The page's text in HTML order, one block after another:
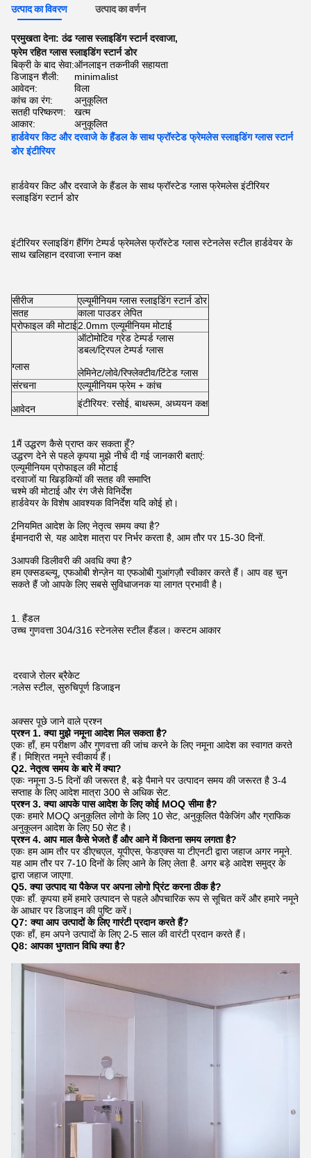
उत्पाद का विवरण उत्पाद का वर्णन
प्रमुखता देना:ठंढ ग्लास स्लाइडिंग स्टार्न दरवाजा,
फ्रेम रहित ग्लास स्लाइडिंग स्टार्न डोर
बिक्री के बाद सेवा:ऑनलाइन तकनीकी सहायता
डिजाइन शैली:
minimalist
आवेदन:
विला
कांच का रंग:
अनुकूलित
सतही परिष्करण:
खत्म
आकार:
अनुकूलित
हार्डवेयर किट और दरवाजे के हैंडल के साथ फ्रॉस्टेड फ्रेमलेस स्लाइडिंग ग्लास स्टार्न
डोर इंटीरियर
हार्डवेयर किट और दरवाजे के हैंडल के साथ फ्रॉस्टेड ग्लास फ्रेमलेस इंटीरियर
स्लाइडिंग स्टार्न डोर
इंटीरियर स्लाइडिंग हैंगिंग टेम्पर्ड फ्रेमलेस फ्रॉस्टेड ग्लास स्टेनलेस स्टील हार्डवेयर के
साथ खलिहान दरवाजा स्नान कक्ष
सीरीज
एल्यूमीनियम ग्लास स्लाइडिंग स्टार्न डोर
सतह
काला पाउडर लेपित
प्रोफाइल की मोटाई2.0mm एल्यूमीनियम मोटाई
ग्लास
ऑटोमोटिव ग्रेड टेम्पर्ड ग्लास
डबल/ट्रिपल टेम्पर्ड ग्लास
लेमिनेट/लोवे/रिफ्लेक्टीव/टिंटेड ग्लास
संरचना
एल्यूमीनियम फ्रेम + कांच
आवेदन इंटीरियर: रसोई, बाथरूम, अध्ययन कक्ष
1मैं उद्धरण कैसे प्राप्त कर सकता हूँ?
उद्धरण देने से पहले कृपया मुझे नीचे दी गई जानकारी बताएं:
एल्यूमीनियम प्रोफाइल की मोटाई
दरवाजों या खिड़कियों की सतह की समाप्ति
चश्मे की मोटाई और रंग जैसे विनिर्देश
हार्डवेयर के विशेष आवश्यक विनिर्देश यदि कोई हो।
2नियमित आदेश के लिए नेतृत्व समय क्या है?
ईमानदारी से, यह आदेश मात्रा पर निर्भर करता है, आम तौर पर 15-30 दिनों.
3आपकी डिलीवरी की अवधि क्या है?
हम एक्सडब्ल्यू, एफओबी शेन्ज़ेन या एफओबी गुआंगज़ौ स्वीकार करते हैं। आप वह चुन
सकते हैं जो आपके लिए सबसे सुविधाजनक या लागत प्रभावी है।
1. हैंडल
उच्च गुणवत्ता 304/316 स्टेनलेस स्टील हैंडल। कस्टम आकार
2. दरवाजे रोलर ब्रैकेट
स्टेनलेस स्टील, सुरुचिपूर्ण डिजाइन
अक्सर पूछे जाने वाले प्रश्न
प्रश्न 1. क्या मुझे नमूना आदेश मिल सकता है?
एकः हाँ, हम परीक्षण और गुणवत्ता की जांच करने के लिए नमूना आदेश का स्वागत करते
हैं। मिश्रित नमूने स्वीकार्य हैं।
Q2. नेतृत्व समय के बारे में क्या?
एकः नमूना 3-5 दिनों की जरूरत है, बड़े पैमाने पर उत्पादन समय की जरूरत है 3-4
सप्ताह के लिए आदेश मात्रा 300 से अधिक सेट.
प्रश्न 3. क्या आपके पास आदेश के लिए कोई MOQ सीमा है?
एकः हमारे MOQ अनुकूलित लोगो के लिए 10 सेट, अनुकूलित पैकेजिंग और ग्राफिक
अनुकूलन आदेश के लिए 50 सेट है।
प्रश्न 4. आप माल कैसे भेजते हैं और आने में कितना समय लगता है?
एकः हम आम तौर पर डीएचएल, यूपीएस, फेडएक्स या टीएनटी द्वारा जहाज अगर नमूने.
यह आम तौर पर 7-10 दिनों के लिए आने के लिए लेता है. अगर बड़े आदेश समुद्र के
द्वारा जहाज जाएगा.
Q5. क्या उत्पाद या पैकेज पर अपना लोगो प्रिंट करना ठीक है?
एकः हाँ. कृपया हमें हमारे उत्पादन से पहले औपचारिक रूप से सूचित करें और हमारे नमूने
के आधार पर डिजाइन की पुष्टि करें।
Q7: क्या आप उत्पादों के लिए गारंटी प्रदान करते हैं?
एकः हाँ, हम अपने उत्पादों के लिए 2-5 साल की वारंटी प्रदान करते हैं।
Q8: आपका भुगतान विधि क्या है?